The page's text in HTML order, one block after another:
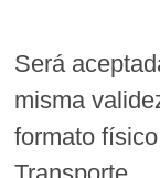
Será
misma
formato